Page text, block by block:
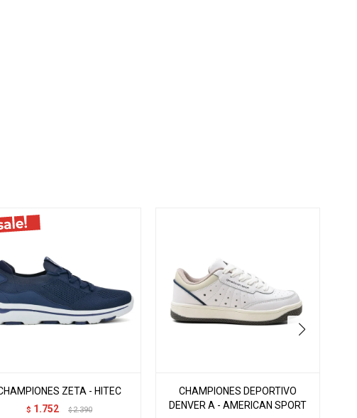
ZETA - HITEC
$ 1.752 $ 2.390
CHAMPIONES DEPORTIVO
DENVER A - AMERICAN SPORT